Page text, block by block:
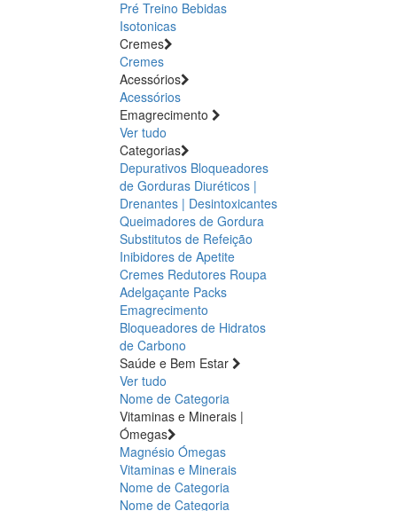
Pré Treino Bebidas
Isotonicas
Cremes
Cremes
Acessórios
Acessórios
Emagrecimento
Ver tudo
Categorias
Depurativos Bloqueadores
de Gorduras Diuréticos |
Drenantes | Desintoxicantes
Queimadores de Gordura
Substitutos de Refeição
Inibidores de Apetite
Cremes Redutores Roupa
Adelgaçante Packs
Emagrecimento
Bloqueadores de Hidratos
de Carbono
Saúde e Bem Estar
Ver tudo
Nome de Categoria
Vitaminas e Minerais |
Ómegas
Magnésio Ómegas
Vitaminas e Minerais
Nome de Categoria
Nome de Categoria